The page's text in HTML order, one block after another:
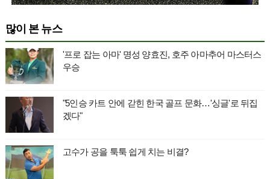
많이 본 뉴스
'프로 잡는 아마' 명성 양효진, 호주 아마추어 마스터스
우승
"5인승 카트 안에 갇힌 한국 골프 문화…'싱글'로 뒤집
겠다"
고수가 공을 툭툭 쉽게 치는 비결?